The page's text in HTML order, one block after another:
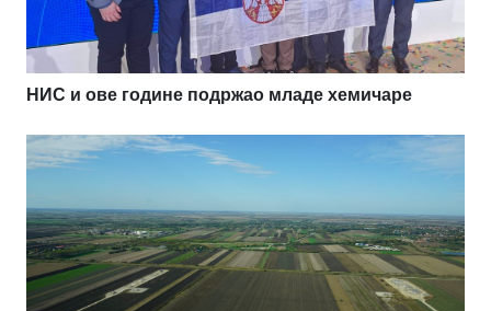
НИС и ове године подржао младе хемичаре